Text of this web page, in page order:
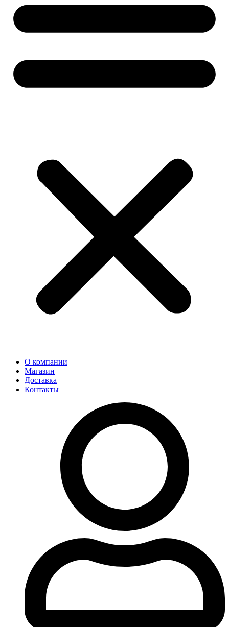
О компании
Магазин
Доставка
Контакты